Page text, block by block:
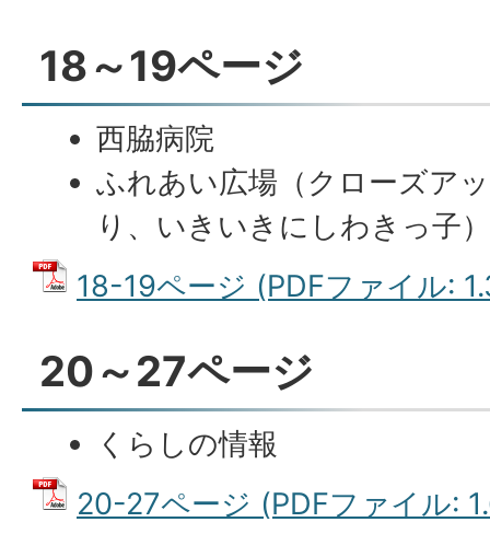
18～19ページ
西脇病院
ふれあい広場（クローズア
り、いきいきにしわきっ子
18-19ページ (PDFファイル:
20～27ページ
くらしの情報
20-27ページ (PDFファイル: